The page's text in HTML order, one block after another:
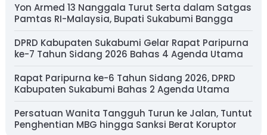
Yon Armed 13 Nanggala Turut Serta dalam Satgas
Pamtas RI-Malaysia, Bupati Sukabumi Bangga
DPRD Kabupaten Sukabumi Gelar Rapat Paripurna
ke-7 Tahun Sidang 2026 Bahas 4 Agenda Utama
Rapat Paripurna ke-6 Tahun Sidang 2026, DPRD
Kabupaten Sukabumi Bahas 2 Agenda Utama
Persatuan Wanita Tangguh Turun ke Jalan, Tuntut
Penghentian MBG hingga Sanksi Berat Koruptor